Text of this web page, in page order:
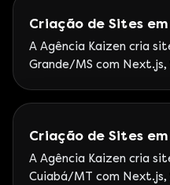
Criação de Sites
A Agência Kaizen cria
Grande/MS com
Kaizen ao Mato Grosso
Criação de Sites
A Agência Kaizen cria
Cuiabá/MT com Next.js,